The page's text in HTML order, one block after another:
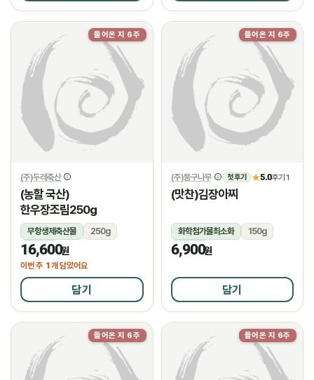
들어온 지 6주
(주)두레축산
(농할 국산)
한우장조림250g
무항생제축산물
250g
냉장
16,600원
이번 주 1개 담았어요
담기
들어온 지 6주
(주)둥구나무 첫 후기 ★5.0후기 1
(맛찬)김장아찌
화학첨가물최소화
150g
냉장
6,900원
담기
들어온 지 6주 들어온 지 6주